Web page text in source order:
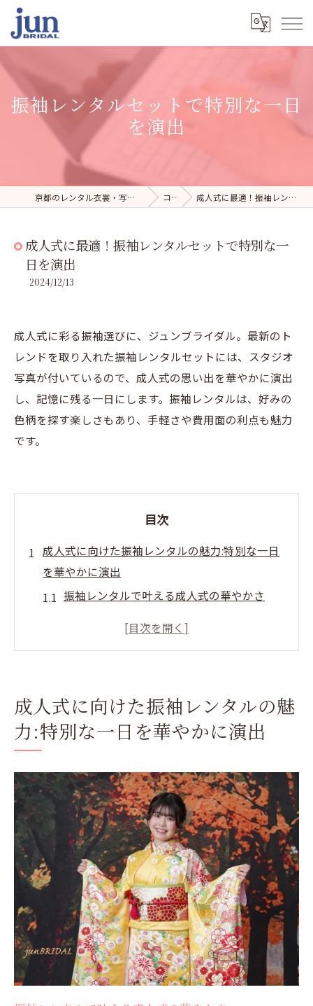
振袖レンタルセットで特別な一日
を演出
京都のレンタル衣裳・写真スタジオならジュンブライダル コラム 成人式に最適！振袖レンタルセットで特別な一日を演出
成人式に最適！振袖レンタルセットで特別な一
日を演出
2024/12/13
成人式に彩る振袖選びに、ジュンブライダル。最新のト
レンドを取り入れた振袖レンタルセットには、スタジオ
写真が付いているので、成人式の思い出を華やかに演出
し、記憶に残る一日にします。振袖レンタルは、好みの
色柄を探す楽しさもあり、手軽さや費用面の利点も魅力
です。
目次
成人式に向けた振袖レンタルの魅力:特別な一日
を華やかに演出
振袖レンタルで叶える成人式の華やかさ
特別な日のための振袖選びのポイント
振袖レンタルのこだわりと品質
成人式の思い出を彩る振袖の選び方
式の写真を彩る
トレンドを押さえた振袖レンタルの選び方
成人式の写真を華やかにする振袖スタイル
最新デザインの振袖で成人式を特別に
振袖レンタルで楽しむモダンなデザイン
成人式の思い出に残る振袖コーディネート
成人式に向けた振袖レンタルの魅
力:特別な一日を華やかに演出